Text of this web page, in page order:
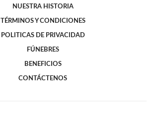
NUESTRA HISTORIA
TÉRMINOS Y CONDICIONES
POLITICAS DE PRIVACIDAD
FÚNEBRES
BENEFICIOS
CONTÁCTENOS